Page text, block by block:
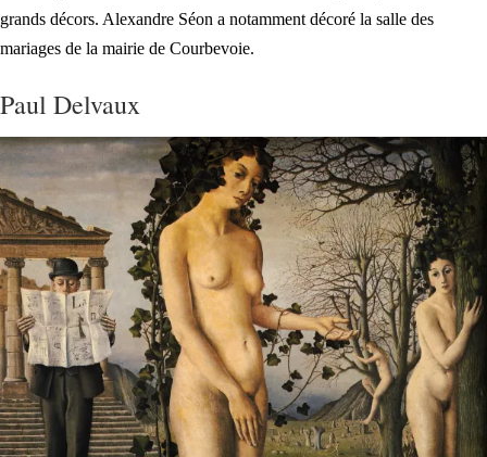
grands décors. Alexandre Séon a notamment décoré la salle des
mariages de la mairie de Courbevoie.
Paul Delvaux